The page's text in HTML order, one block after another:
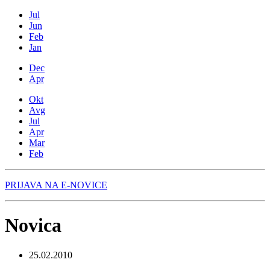
Jul
Jun
Feb
Jan
Dec
Apr
Okt
Avg
Jul
Apr
Mar
Feb
PRIJAVA NA E-NOVICE
Novica
25.02.2010